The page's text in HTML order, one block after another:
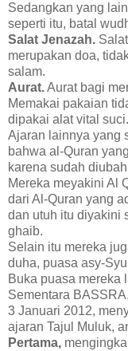
Sedangkan yang
seperti itu, batal
Salat Jenazah.
merupakan doa,
salam.
Aurat.Aurat bagi
Memakai pakaian
dipakai alat vital suci.
Ajaran lainnya yang
bahwa al-Quran
karena sudah
Mereka meyakini Al
dari Al-Quran yang
dan utuh itu diyakini
ghaib.
Selain itu mereka
duha, puasa asy-
Buka puasa mereka
Sementara
3 Januari 2012,
ajaran Tajul Muluk,
Pertama,